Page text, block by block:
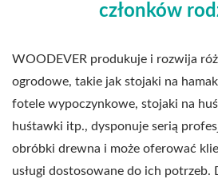
członków
WOODEVER produkuje i rozwija
ogrodowe, takie jak stojaki na
fotele wypoczynkowe, stojaki na
huśtawki itp., dysponuje serią
obróbki drewna i może oferować
usługi dostosowane do ich